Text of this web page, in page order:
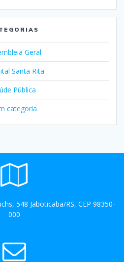
Geral
Santa Rita
Pública
categoria
548 Jaboticaba/RS, CEP 98350-
000